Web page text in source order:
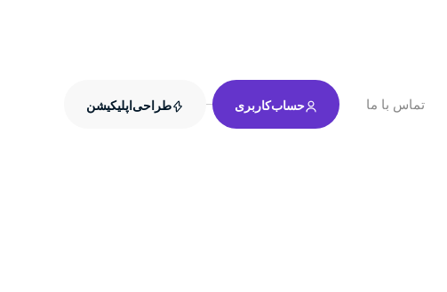
تماس با ما حساب‌کاربری طراحی‌اپلیکیشن